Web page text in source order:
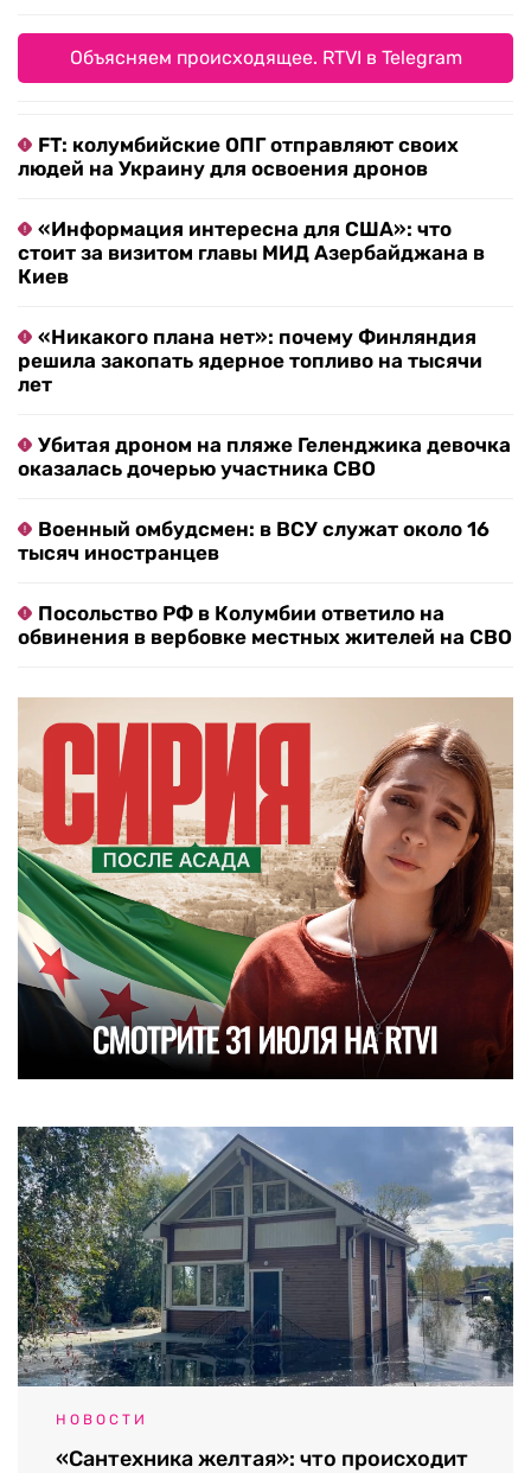
Объясняем происходящее. RTVI в Telegram
FT: колумбийские ОПГ отправляют своих
людей на Украину для освоения дронов
«Информация интересна для США»: что
стоит за визитом главы МИД Азербайджана в
Киев
«Никакого плана нет»: почему Финляндия
решила закопать ядерное топливо на тысячи
лет
Убитая дроном на пляже Геленджика девочка
оказалась дочерью участника СВО
Военный омбудсмен: в ВСУ служат около 16
тысяч иностранцев
Посольство РФ в Колумбии ответило на
обвинения в вербовке местных жителей на СВО
НОВОСТИ
«Сантехника желтая»: что происходит